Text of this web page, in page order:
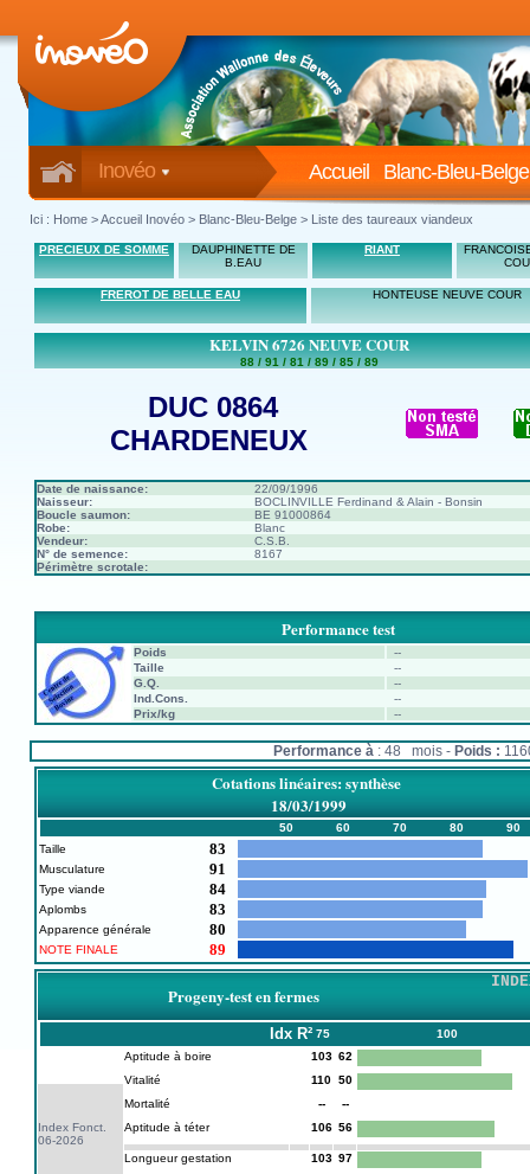
Inovéo Blanc-Bleu-Belge
Accueil
Ici : Home >Accueil Inovéo > Blanc-Bleu-Belge > Liste des taureaux viandeux
PRECIEUX DE SOMME
DAUPHINETTE DE
B.EAU
RIANT
FREROT DE BELLE EAU HONTEUSE NEUVE COUR
KELVIN 6726 NEUVE COUR
88 / 91 / 81 / 89 / 85 / 89
DUC 0864
CHARDENEUX
Date de naissance:
22/09/1996
Naisseur:
BOCLINVILLE Ferdinand & Alain - Bonsin
Boucle saumon:
BE 91000864
Robe:
Blanc
Vendeur:
C.S.B.
N° de semence:
8167
Périmètre scrotale:
Performance test
Poids
--
Taille
--
G.Q.
--
Ind.Cons.
--
Prix/kg
--
Performance à : 48 mois - Poids :
Cotations linéaires: synthèse
18/03/1999
50 60 70 80
90
Taille
83
Musculature 91
Type viande 84
Aplombs 83
Apparence générale 80
NOTE FINALE 89
Progeny-test en fermes
Idx R² 75 100
Index Fonct.
06-2026
Aptitude à boire 103 62
Vitalité
110 50
Mortalité
--
--
Aptitude à téter
106 56
Longueur gestation 103 97